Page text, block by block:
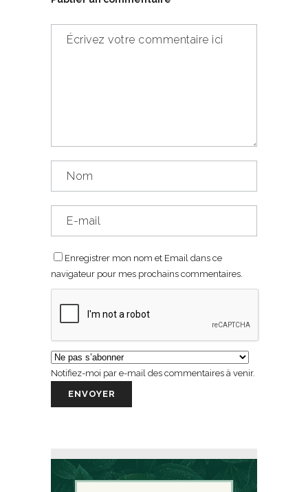
Enregistrer mon nom et Email dans ce
navigateur pour mes prochains commentaires.
Notifiez-moi par e-mail des commentaires à venir.